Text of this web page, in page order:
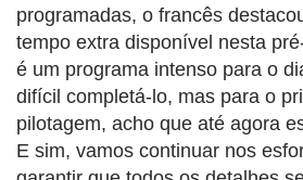
programadas, o francês
tempo extra disponível nesta
é um programa intenso para o
difícil completá-lo, mas para o
pilotagem, acho que até agora
E sim, vamos continuar nos